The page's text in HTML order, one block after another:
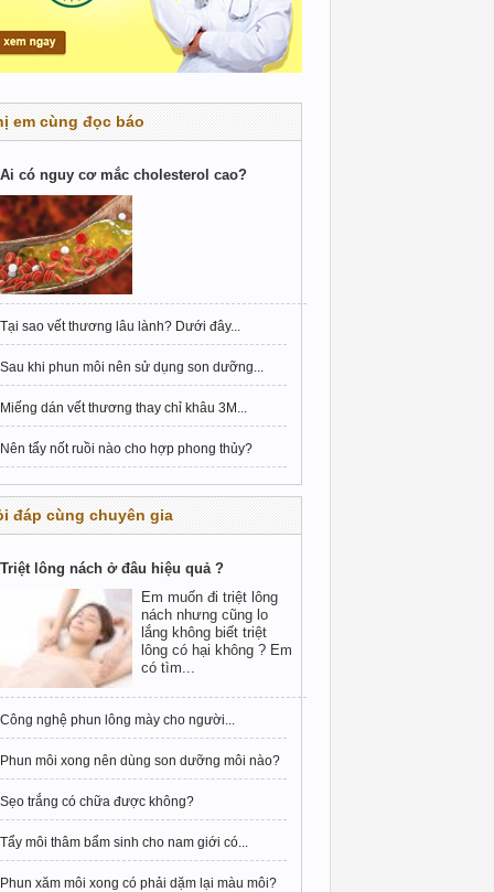
em cùng đọc báo
Ai có nguy cơ mắc cholesterol cao?
Tại sao vết thương lâu lành? Dưới đây...
Sau khi phun môi nên sử dụng son dưỡng...
Miếng dán vết thương thay chỉ khâu 3M...
Nên tẩy nốt ruồi nào cho hợp phong thủy?
đáp cùng chuyên gia
Triệt lông nách ở đâu hiệu quả ?
Em muốn đi triệt lông
nách nhưng cũng lo
lắng không biết triệt
lông có hại không ? Em
có tìm...
Công nghệ phun lông mày cho người...
Phun môi xong nên dùng son dưỡng môi nào?
Sẹo trắng có chữa được không?
Tẩy môi thâm bẩm sinh cho nam giới có...
Phun xăm môi xong có phải dặm lại màu môi?